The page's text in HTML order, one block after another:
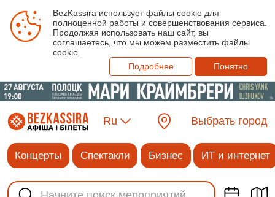
BezKassira использует файлы cookie для
полноценной работы и совершенствования сервиса.
Продолжая использовать наш сайт, вы
соглашаетесь, что мы можем разместить файлы
cookie.
Подробнее
Понятно
Ru Выбрать город
Концерты Спектакли Бизнес ИТ и интернет